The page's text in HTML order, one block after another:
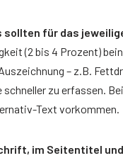
sollten für das
(2 bis 4 Prozent)
– z.B.
zu erfassen.
Text vorkommen.
im Seitentitel